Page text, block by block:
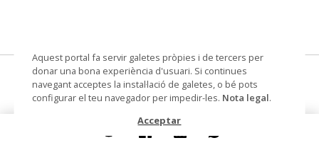
raspa
Datació segle XX
Aquest portal fa servir galetes pròpies i de tercers per
donar una bona experiència d'usuari. Si continues
navegant acceptes la instal·lació de galetes, o bé pots
configurar el teu navegador per impedir-les. Nota legal.
Acceptar